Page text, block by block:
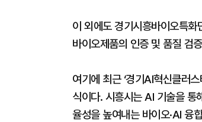
이 외에도 경기시흥바이오특화
바이오제품의 인증 및 품질 검
여기에 최근 ‘경기AI혁신클러
식이다. 시흥시는 AI 기술을 통
율성을 높여내는 바이오·AI 융